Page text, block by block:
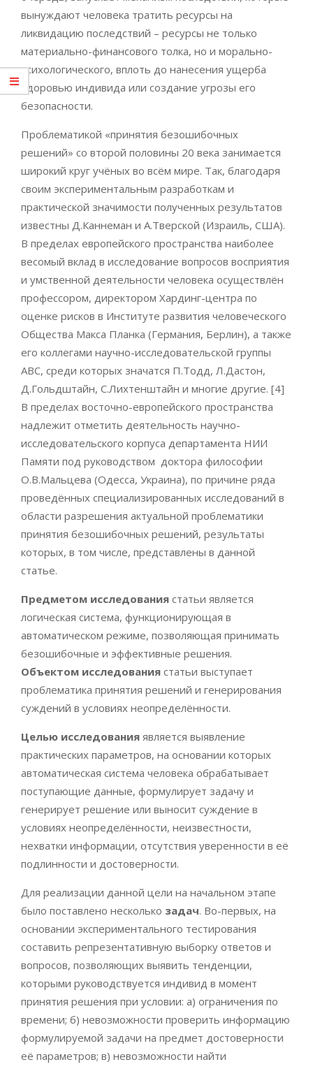
вынуждают человека тратить ресурсы на
ликвидацию последствий – ресурсы не только
материально-финансового толка, но и морально-
психологического, вплоть до нанесения ущерба
здоровью индивида или создание угрозы его
безопасности.
Проблематикой «принятия безошибочных
решений» со второй половины 20 века занимается
широкий круг учёных во всём мире. Так, благодаря
своим экспериментальным разработкам и
практической значимости полученных результатов
известны Д.Каннеман и А.Тверской (Израиль, США).
В пределах европейского пространства наиболее
весомый вклад в исследование вопросов восприятия
и умственной деятельности человека осуществлён
профессором, директором Хардинг-центра по
оценке рисков в Институте развития человеческого
Общества Макса Планка (Германия, Берлин), а также
его коллегами научно-исследовательской группы
ABC, среди которых значатся П.Тодд, Л.Дастон,
Д.Гольдштайн, С.Лихтенштайн и многие другие. [4]
В пределах восточно-европейского пространства
надлежит отметить деятельность научно-
исследовательского корпуса департамента НИИ
Памяти под руководством доктора философии
О.В.Мальцева (Одесса, Украина), по причине ряда
проведённых специализированных исследований в
области разрешения актуальной проблематики
принятия безошибочных решений, результаты
которых, в том числе, представлены в данной
статье.
Предметом исследования статьи является
логическая система, функционирующая в
автоматическом режиме, позволяющая принимать
безошибочные и эффективные решения.
Объектом исследования статьи выступает
проблематика принятия решений и генерирования
суждений в условиях неопределённости.
Целью исследования является выявление
практических параметров, на основании которых
автоматическая система человека обрабатывает
поступающие данные, формулирует задачу и
генерирует решение или выносит суждение в
условиях неопределённости, неизвестности,
нехватки информации, отсутствия уверенности в её
подлинности и достоверности.
Для реализации данной цели на начальном этапе
было поставлено несколько задач. Во-первых, на
основании экспериментального тестирования
составить репрезентативную выборку ответов и
вопросов, позволяющих выявить тенденции,
которыми руководствуется индивид в момент
принятия решения при условии: а) ограничения по
времени; б) невозможности проверить информацию
формулируемой задачи на предмет достоверности
её параметров; в) невозможности найти